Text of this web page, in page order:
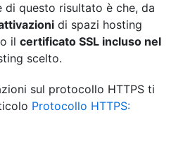
di questo risultato è che, da
di spazi hosting
il certificato SSL incluso nel
scelto.
sul protocollo HTTPS ti
Protocollo HTTPS: